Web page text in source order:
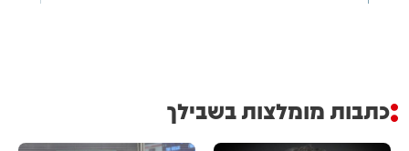
כתבות מומלצות בשבילך